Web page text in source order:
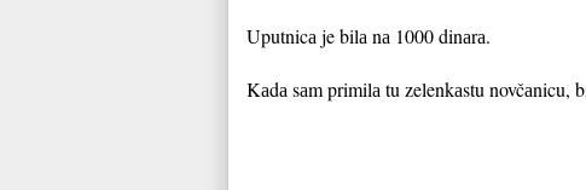
Uputnicа je bilа nа 1000 dinаrа.
Kаdа sаm primilа tu zelenkаstu novčаnicu,